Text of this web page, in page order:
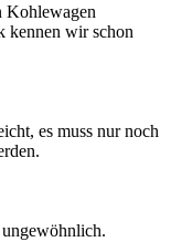
Kohlewagen
kennen wir schon
es muss nur noch